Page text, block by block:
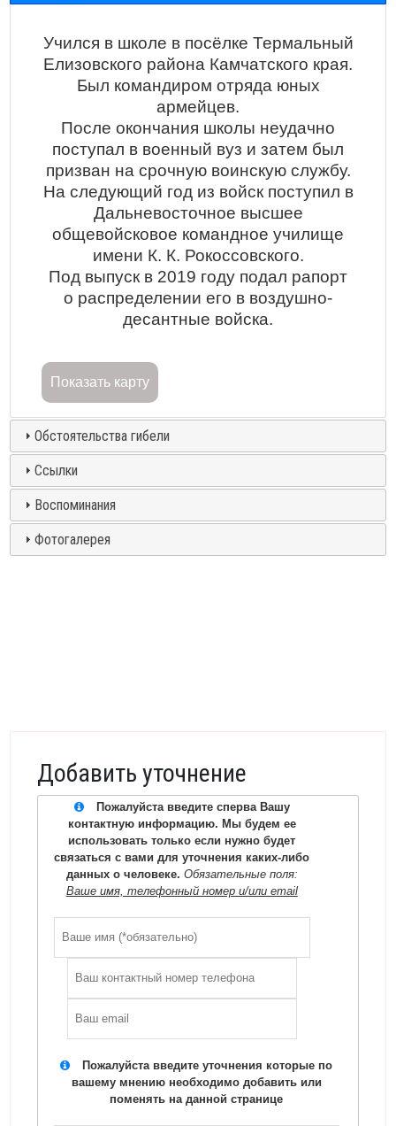
Учился в школе в посёлке Термальный
Елизовского района Камчатского края.
Был командиром отряда юных
армейцев.
После окончания школы неудачно
поступал в военный вуз и затем был
призван на срочную воинскую службу.
На следующий год из войск поступил в
Дальневосточное высшее
общевойсковое командное училище
имени К. К. Рокоссовского.
Под выпуск в 2019 году подал рапорт
о распределении его в воздушно-
десантные войска.
Показать карту
Обстоятельства гибели
Ссылки
Воспоминания
Фотогалерея
Добавить уточнение
Пожалуйста введите сперва Вашу
контактную информацию. Мы будем ее
использовать только если нужно будет
связаться с вами для уточнения каких-либо
данных о человеке. Обязательные поля:
Ваше имя, телефонный номер и/или email
Пожалуйста введите уточнения которые по
вашему мнению необходимо добавить или
поменять на данной странице